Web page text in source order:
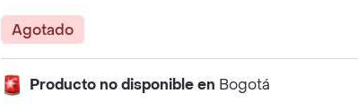
Agotado
Producto no disponible en Bogotá